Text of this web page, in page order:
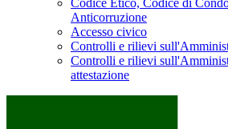
Codice Etico, Codice di
Anticorruzione
Accesso civico
Controlli e rilievi
Controlli e rilievi
attestazione